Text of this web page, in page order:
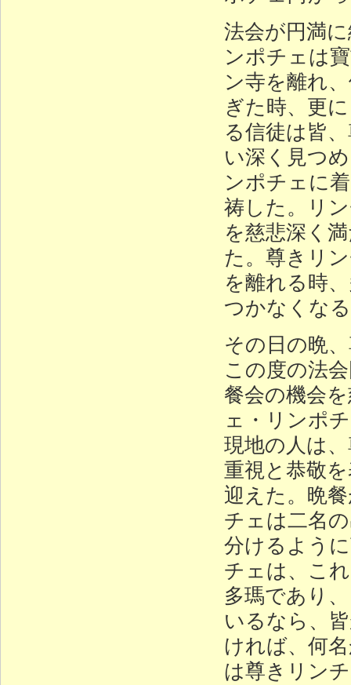
法会が円満
ンポチェは
ン寺を離れ
ぎた時、更
る信徒は皆
い深く見つ
ンポチェに
祷した。リ
を慈悲深く
た。尊きリ
を離れる時
つかなくな
その日の晩
この度の法
餐会の機会
ェ・リンポ
現地の人は
重視と恭敬
迎えた。晩
チェは二名
分けるよう
チェは、こ
多瑪であり
いるなら、
ければ、何
は尊きリン